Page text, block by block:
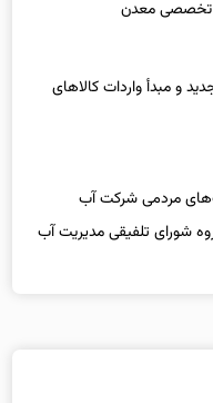
تخصصی معدن
تبدیل جزیره کیش به قطب جدید و مبدأ واردات کالاهای
مردمی شرکت آب
شورای تلفیقی مدیریت آب